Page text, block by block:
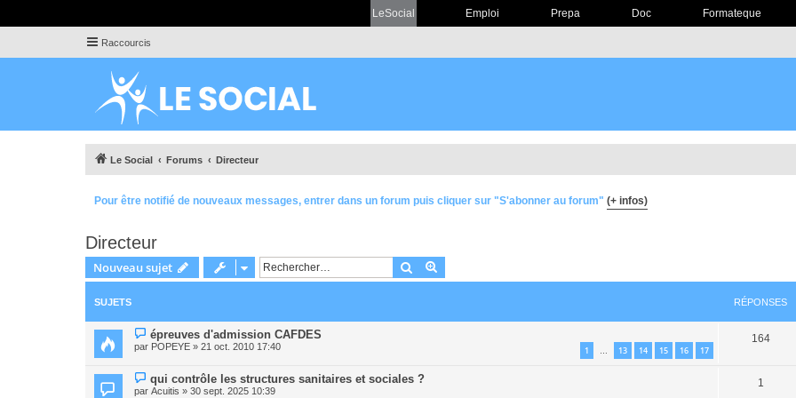
LeSocial Emploi Prepa Doc Formateque
Raccourcis
Le Social Forums Directeur
Pour être notifié de nouveaux messages, entrer dans un forum puis cliquer sur "S'abonner au forum" (+ infos)
Directeur
Nouveau sujet Rechercher
SUJETS RÉPONSES
épreuves d'admission CAFDES
par POPEYE » 21 oct. 2010 17:40 1 … 13 14 15 16 17
164
qui contrôle les structures sanitaires et sociales ?
par Acuitis » 30 sept. 2025 10:39
1